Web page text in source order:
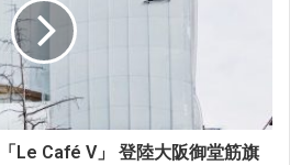
Le Café V」 登陸大阪御堂筋旗